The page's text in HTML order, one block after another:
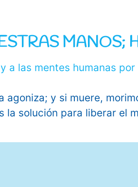
MANOS;
y si muere,
solución para liberar el